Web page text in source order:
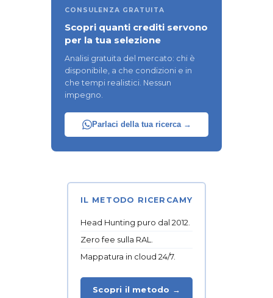
CONSULENZA GRATUITA
Scopri quanti crediti servono
per la tua selezione
Analisi gratuita del mercato: chi è
disponibile, a che condizioni e in
che tempi realistici. Nessun
impegno.
Parlaci della tua ricerca →
IL METODO RICERCAMY
Head Hunting puro dal 2012.
Zero fee sulla RAL.
Mappatura in cloud 24/7.
Scopri il metodo →